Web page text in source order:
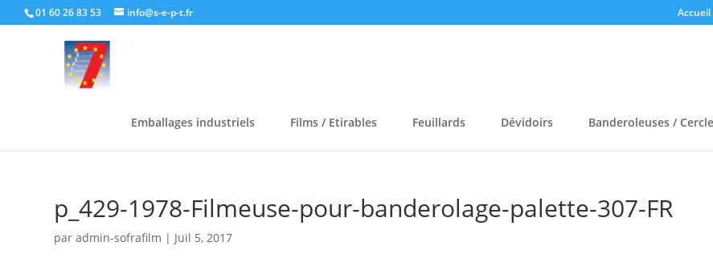
01 60 26 83 53 info@s-e-p-t.fr Accueil
Emballages industriels Films / Etirables Feuillards Dévidoirs Banderoleuses /
p_429-1978-Filmeuse-pour-banderolage-palette-307-FR
paradmin-sofrafilm | Juil 5, 2017